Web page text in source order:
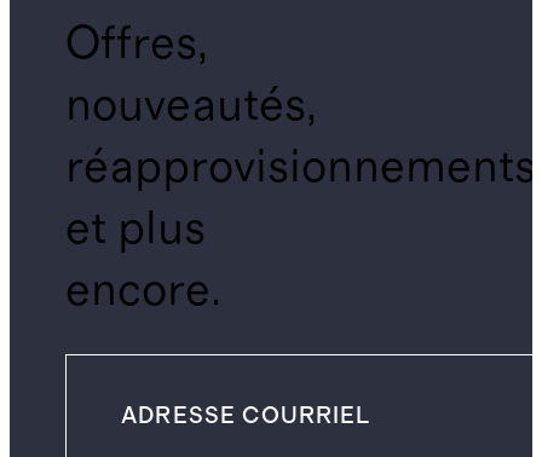
Offres,
nouveautés,
réapprovisionnements
et plus
encore.